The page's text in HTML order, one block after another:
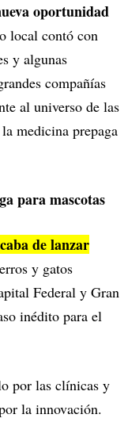
oportunidad
local contó con
y algunas
compañías
al universo de las
medicina prepaga
para mascotas
de lanzar
y gatos
Federal y Gran
inédito para el
por las clínicas y
la innovación.